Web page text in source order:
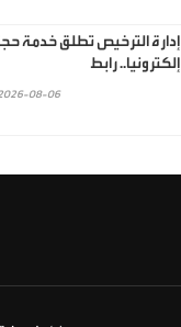
إدارة الترخيص تطلق خدمة
إلكترونيا.. رابط
08-06